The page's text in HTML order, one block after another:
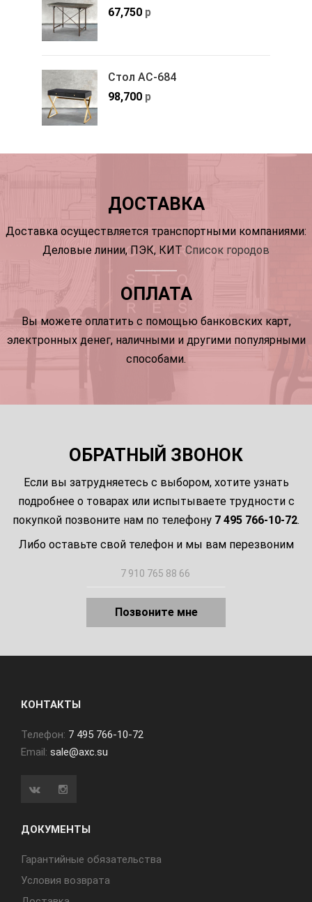
67,750 р
Стол АС-684
98,700 р
ДОСТАВКА
Доставка осуществляется транспортными компаниями:
Деловые линии, ПЭК, КИТ Список городов
ОПЛАТА
Вы можете оплатить с помощью банковских карт,
электронных денег, наличными и другими популярными
способами.
ОБРАТНЫЙ ЗВОНОК
Если вы затрудняетесь с выбором, хотите узнать
подробнее о товарах или испытываете трудности с
покупкой позвоните нам по телефону 7 495 766-10-72.
Либо оставьте свой телефон и мы вам перезвоним
Позвоните мне
КОНТАКТЫ
Телефон: 7 495 766-10-72
Email: sale@axc.su
ДОКУМЕНТЫ
Гарантийные обязательства
Условия возврата